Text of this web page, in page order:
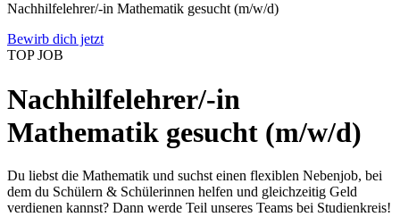
Nachhilfelehrer/-in Mathematik gesucht (m/w/d)
Bewirb dich jetzt
TOP JOB
Nachhilfelehrer/-in
Mathematik gesucht (m/w/d)
Du liebst die Mathematik und suchst einen flexiblen Nebenjob, bei
dem du Schülern & Schülerinnen helfen und gleichzeitig Geld
verdienen kannst? Dann werde Teil unseres Teams bei Studienkreis!